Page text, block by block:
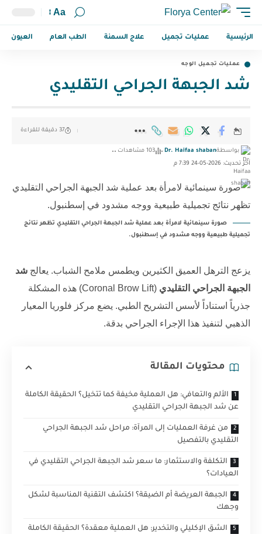
Aa
الرئيسية عمليات تجميل علاج السمنة الطب العام العيون
عمليات تجميل الوجه
شد الجبهة الجراحي التقليدي
آخر تحديث: 2026-05-24 7:39 م
بواسطةDr. Haifaa shaban 103 مشاهدات
37 دقيقة للقراءة
صورة سينمائية لامرأة بعد عملية شد الجبهة الجراحي التقليدي تظهر نتائج
تجميلية طبيعية ووجه مشدود في إسطنبول.
يزعج الترهل العميق الكثيرين ويطمس ملامح الشباب. يعالج شد
الجبهة الجراحي التقليدي
(Coronal Brow Lift) هذه المشكلة
جذرياً استناداً لأسس التشريح الطبي. يضع مركز فلوريا المعيار
الذهبي لتنفيذ هذا الإجراء الجراحي بدقة.
محتويات المقالة
الألم والتعافي: هل العملية مخيفة كما تتخيل؟ الحقيقة الكاملة
عن شد الجبهة الجراحي التقليدي
من غرفة العمليات إلى المرآة: مراحل شد الجبهة الجراحي
التقليدي بالتفصيل
التكلفة والاستثمار: ما سعر شد الجبهة الجراحي التقليدي في
العيادات؟
الجبهة العريضة أم الضيقة؟ اكتشف التقنية المناسبة لشكل
وجهك
الشق الإكليلي والتخدير: هل العملية معقدة؟ الحقيقة الكاملة